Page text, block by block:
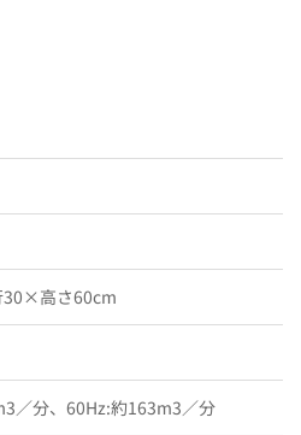
高さ60cm
／分、60Hz:約163m3／分